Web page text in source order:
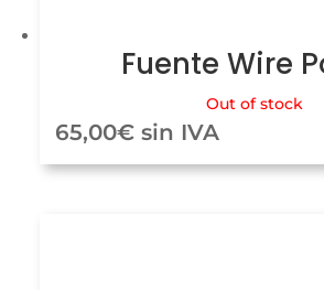
Fuente Wire
Out of stock
65,00€ sin IVA